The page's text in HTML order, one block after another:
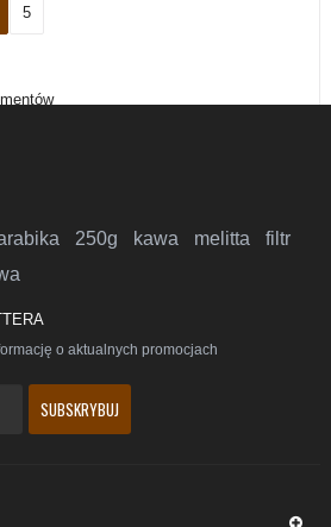
5
250g kawa melitta filtr
o aktualnych promocjach